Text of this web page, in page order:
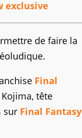
exclusive
de faire la
Final
tête
sur Final Fantasy